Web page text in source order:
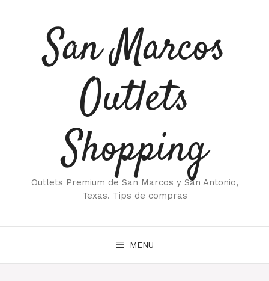
contenidoSan Marcos
Outlets
Shopping
Outlets Premium de San Marcos y San Antonio,
Texas. Tips de compras
MENU